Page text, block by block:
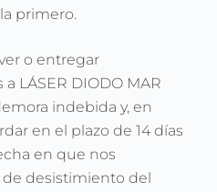
primero.
o entregar
LÁSER DIODO MAR
indebida y, en
en el plazo de 14 días
en que nos
desistimiento del